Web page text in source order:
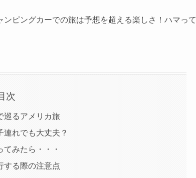
ピングカーでの旅は予想を超える楽しさ！ハマって
次
巡るアメリカ旅
れでも大丈夫？
みたら・・・
する際の注意点